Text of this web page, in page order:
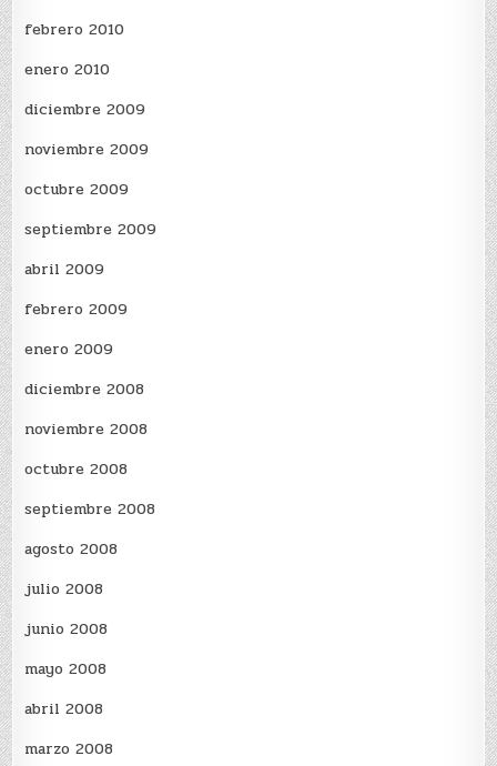
febrero 2010
enero 2010
diciembre 2009
noviembre 2009
octubre 2009
septiembre 2009
abril 2009
febrero 2009
enero 2009
diciembre 2008
noviembre 2008
octubre 2008
septiembre 2008
agosto 2008
julio 2008
junio 2008
mayo 2008
abril 2008
marzo 2008